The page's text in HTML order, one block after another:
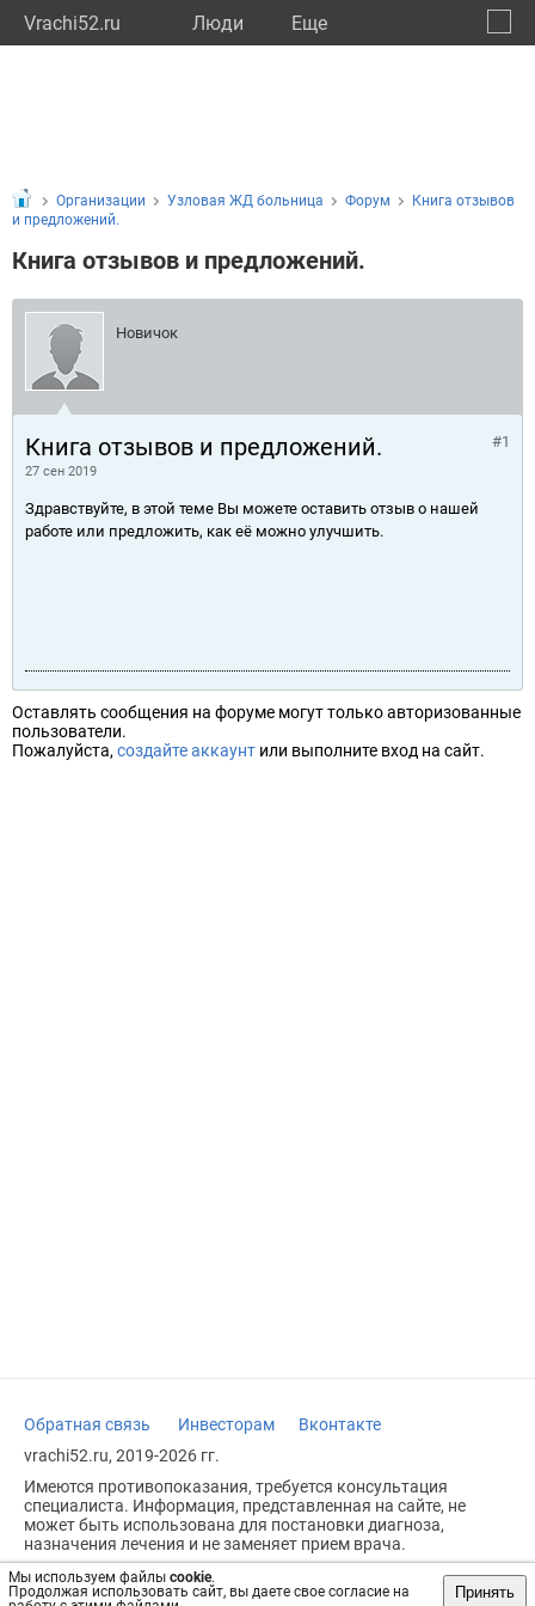
Vrachi52.ru Люди Eще
Мы используем файлы cookie.
Продолжая использовать сайт, вы даете свое согласие на
Принять
Организации Узловая ЖД больница Форум
Книга отзывов
и предложений.
Книга отзывов и предложений.
Новичок
Книга отзывов и предложений.
27 сен 2019
#1
Здравствуйте, в этой теме Вы можете оставить отзыв о нашей
работе или предложить, как её можно улучшить.
Оставлять сообщения на форуме могут только авторизованные
пользователи.
Пожалуйста, создайте аккаунт или выполните вход на сайт.
Обратная связь Инвесторам
Вконтакте
vrachi52.ru, 2019-2026 гг.
Имеются противопоказания, требуется консультация
специалиста. Информация, представленная на сайте, не
может быть использована для постановки диагноза,
назначения лечения и не заменяет прием врача.
Возрастное ограничение: 18+